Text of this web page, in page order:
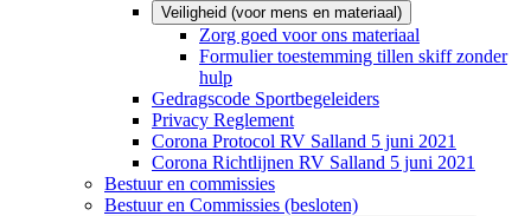
Veiligheid (voor mens en materiaal)
Zorg goed voor ons materiaal
Formulier toestemming tillen skiff zonder
hulp
Gedragscode Sportbegeleiders
Privacy Reglement
Corona Protocol RV Salland 5 juni 2021
Corona Richtlijnen RV Salland 5 juni 2021
Bestuur en commissies
Bestuur en Commissies (besloten)